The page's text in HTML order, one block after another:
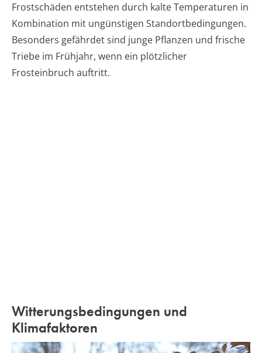
Frostschäden entstehen durch kalte Temperaturen in
Kombination mit ungünstigen Standortbedingungen.
Besonders gefährdet sind junge Pflanzen und frische
Triebe im Frühjahr, wenn ein plötzlicher
Frosteinbruch auftritt.
Witterungsbedingungen und
Klimafaktoren